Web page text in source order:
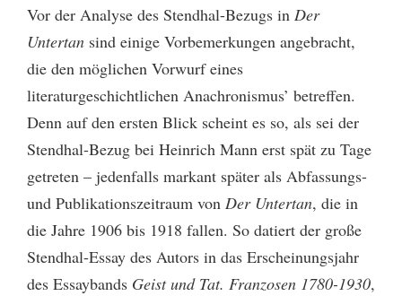
Vor der Analyse des Stendhal-Bezugs in Der
Untertan sind einige Vorbemerkungen angebracht,
die den möglichen Vorwurf eines
literaturgeschichtlichen Anachronismus’ betreffen.
Denn auf den ersten Blick scheint es so, als sei der
Stendhal-Bezug bei Heinrich Mann erst spät zu Tage
getreten – jedenfalls markant später als Abfassungs-
und Publikationszeitraum von Der Untertan, die in
die Jahre 1906 bis 1918 fallen. So datiert der große
Stendhal-Essay des Autors in das Erscheinungsjahr
des Essaybands Geist und Tat. Franzosen 1780-1930,